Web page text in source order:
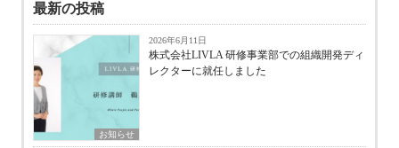
最新の投稿
お知らせ
2026年6月11日
株式会社LIVLA 研修事業部での組織開発ディ
レクターに就任しました